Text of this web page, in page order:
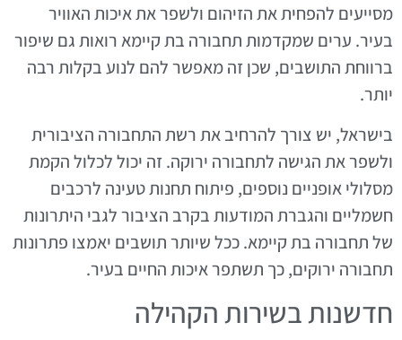
מסייעים להפחית את הזיהום ולשפר את איכות האוויר
בעיר. ערים שמקדמות תחבורה בת קיימא רואות גם שיפור
ברווחת התושבים, שכן זה מאפשר להם לנוע בקלות רבה
יותר.
בישראל, יש צורך להרחיב את רשת התחבורה הציבורית
ולשפר את הגישה לתחבורה ירוקה. זה יכול לכלול הקמת
מסלולי אופניים נוספים, פיתוח תחנות טעינה לרכבים
חשמליים והגברת המודעות בקרב הציבור לגבי היתרונות
של תחבורה בת קיימא. ככל שיותר תושבים יאמצו פתרונות
תחבורה ירוקים, כך תשתפר איכות החיים בעיר.
חדשנות בשירות הקהילה